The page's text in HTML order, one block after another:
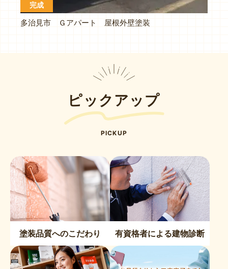
完成
多治見市 Ｇアパート 屋根外壁塗装
ピックアップ
PICKUP
塗装品質へのこだわり 有資格者による建物診断